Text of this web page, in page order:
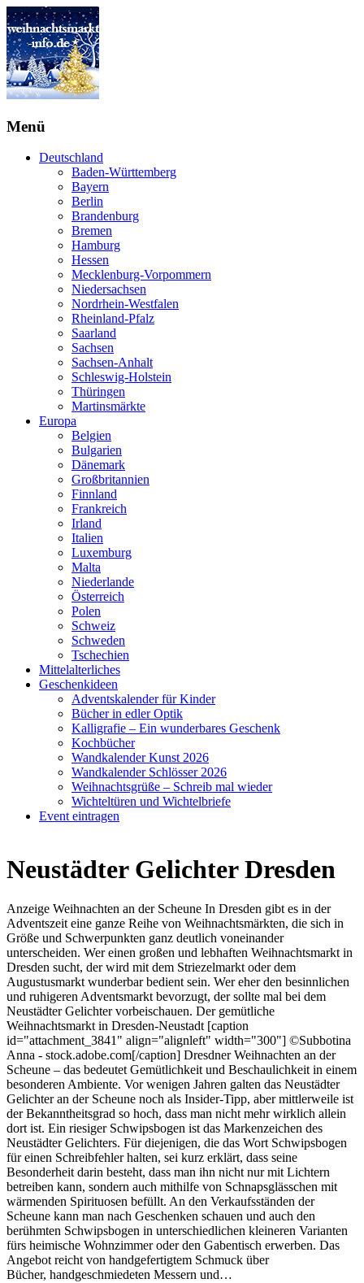
Menü
Deutschland
Baden-Württemberg
Bayern
Berlin
Brandenburg
Bremen
Hamburg
Hessen
Mecklenburg-Vorpommern
Niedersachsen
Nordrhein-Westfalen
Rheinland-Pfalz
Saarland
Sachsen
Sachsen-Anhalt
Schleswig-Holstein
Thüringen
Martinsmärkte
Europa
Belgien
Bulgarien
Dänemark
Großbritannien
Finnland
Frankreich
Irland
Italien
Luxemburg
Malta
Niederlande
Österreich
Polen
Schweiz
Schweden
Tschechien
Mittelalterliches
Geschenkideen
Adventskalender für Kinder
Bücher in edler Optik
Kalligrafie – Ein wunderbares Geschenk
Kochbücher
Wandkalender Kunst 2026
Wandkalender Schlösser 2026
Weihnachtsgrüße – Schreib mal wieder
Wichteltüren und Wichtelbriefe
Event eintragen
Neustädter Gelichter Dresden
Anzeige Weihnachten an der Scheune In Dresden gibt es in der
Adventszeit eine ganze Reihe von Weihnachtsmärkten, die sich in
Größe und Schwerpunkten ganz deutlich voneinander
unterscheiden. Wer einen großen und lebhaften Weihnachtsmarkt in
Dresden sucht, der wird mit dem Striezelmarkt oder dem
Augustusmarkt wunderbar bedient sein. Wer eher den besinnlichen
und ruhigeren Adventsmarkt bevorzugt, der sollte mal bei dem
Neustädter Gelichter vorbeischauen. Der gemütliche
Weihnachtsmarkt in Dresden-Neustadt [caption
id="attachment_3841" align="alignleft" width="300"] ©Subbotina
Anna - stock.adobe.com[/caption] Dresdner Weihnachten an der
Scheune – das bedeutet Gemütlichkeit und Beschaulichkeit in einem
besonderen Ambiente. Vor wenigen Jahren galten das Neustädter
Gelichter an der Scheune noch als Insider-Tipp, aber mittlerweile ist
der Bekanntheitsgrad so hoch, dass man nicht mehr wirklich allein
dort ist. Ein riesiger Schwipsbogen ist das Markenzeichen des
Neustädter Gelichters. Für diejenigen, die das Wort Schwipsbogen
für einen Schreibfehler halten, sei kurz erklärt, dass seine
Besonderheit darin besteht, dass man ihn nicht nur mit Lichtern
betreiben kann, sondern auch mithilfe von Schnapsglässchen mit
wärmenden Spirituosen befüllt. An den Verkaufsständen der
Scheune kann man nach Geschenken schauen und auch den
berühmten Schwipsbogen in unterschiedlichen kleineren Varianten
fürs heimische Wohnzimmer oder den Gabentisch erwerben. Das
Angebot reicht von handgefertigtem Schmuck über
Bücher, handgeschmiedeten Messern und…